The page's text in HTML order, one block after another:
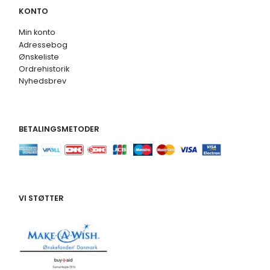
KONTO
Min konto
Adressebog
Ønskeliste
Ordrehistorik
Nyhedsbrev
BETALINGSMETODER
VI STØTTER